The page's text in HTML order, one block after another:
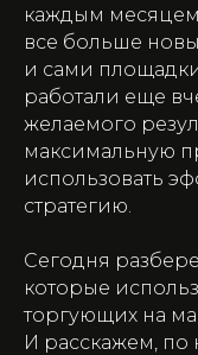
каждым месяцем
все больше
и сами
работали еще
желаемого
максимальную
использовать
стратегию.
Сегодня
которые
торгующих на
И расскажем,